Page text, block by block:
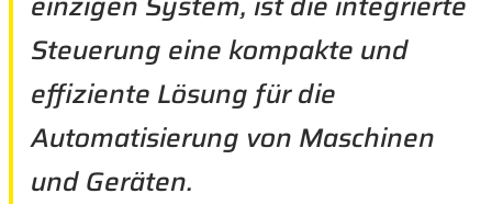
Steuerung eine kompakte und
effiziente Lösung für die
Automatisierung von Maschinen
und Geräten.